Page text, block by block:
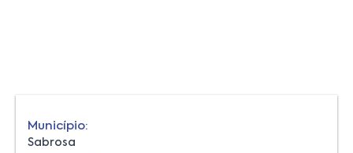
Município:
Sabrosa